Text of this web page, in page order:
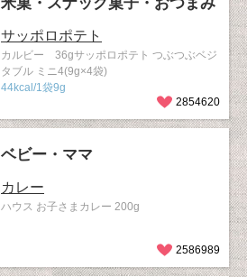
サッポロポテト
カルビー 36gサッポロポテト つぶつぶベジ
タブル ミニ4(9g×4袋)
44kcal/1袋9g
2854620
ベビー・ママ
カレー
ハウス お子さまカレー 200g
2586989